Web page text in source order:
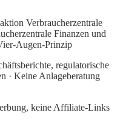
Verbraucherzentrale
Finanzen und
Augen-Prinzip
regulatorische
· Keine Anlageberatung
keine Affiliate-Links